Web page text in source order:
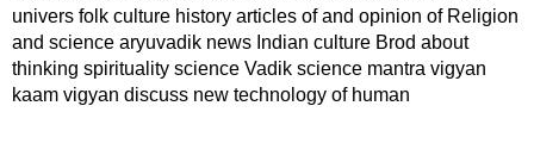
univers folk culture history articles of and opinion of Religion
and science aryuvadik news Indian culture Brod about
thinking spirituality science Vadik science mantra vigyan
kaam vigyan discuss new technology of human